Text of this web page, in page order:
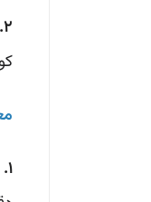
2. قیمت پایه مناسب :
1. وابستگی به اپراتور دوم (همیشه همراه):